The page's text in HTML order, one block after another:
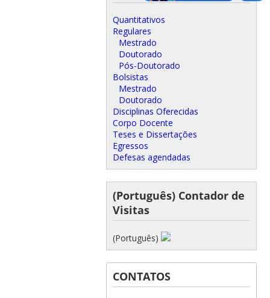
Quantitativos
Regulares
Mestrado
Doutorado
Pós-Doutorado
Bolsistas
Mestrado
Doutorado
Disciplinas Oferecidas
Corpo Docente
Teses e Dissertações
Egressos
Defesas agendadas
(Português) Contador de
Visitas
(Português)
CONTATOS